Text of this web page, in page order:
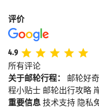
评价
4.9
所有评论
关于邮轮行程：
邮轮好
程小贴士 邮轮出行攻略
重要信息 技术支持 隐私